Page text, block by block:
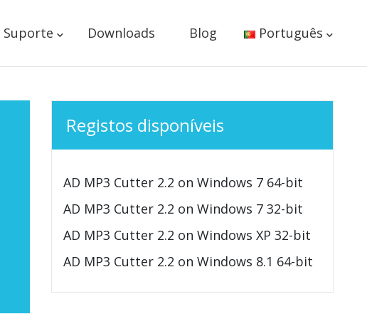
Suporte Downloads Blog Português
Registos disponíveis
AD MP3 Cutter 2.2 on Windows 7 64-bit
AD MP3 Cutter 2.2 on Windows 7 32-bit
AD MP3 Cutter 2.2 on Windows XP 32-bit
AD MP3 Cutter 2.2 on Windows 8.1 64-bit